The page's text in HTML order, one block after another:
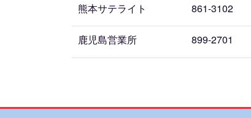
熊本サテライト 861-3102
鹿児島営業所 899-2701